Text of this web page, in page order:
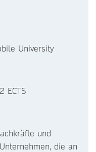
University
ECTS
und
die an